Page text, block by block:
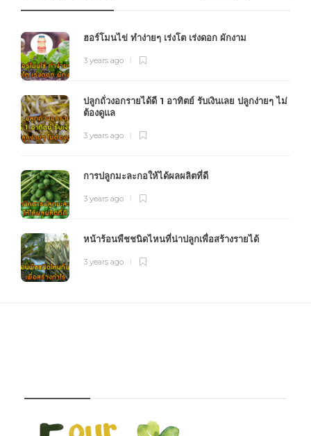
ฮอร์โมนไข่ ทำง่ายๆ เร่งโต เร่งดอก ผักงาม
3 years ago
ปลูกถั่วงอกรายได้ดี 1 อาทิตย์ รับเงินเลย ปลูกง่ายๆ ไม่
ต้องดูแล
3 years ago
การปลูกมะละกอให้ได้ผลผลิตที่ดี
3 years ago
หน้าร้อนพืชชนิดไหนที่น่าปลูกเพื่อสร้างรายได้
3 years ago